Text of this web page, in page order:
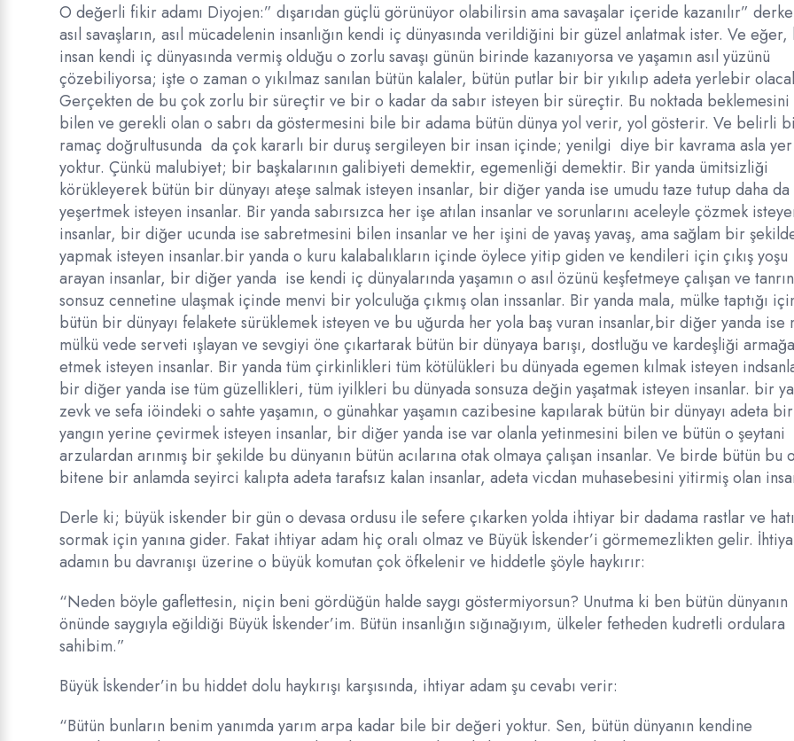
O değerli fikir adamı Diyojen:” dışarıdan güçlü görünüyor olabilirsin ama savaşalar içeride kazanılır”
asıl savaşların, asıl mücadelenin insanlığın kendi iç dünyasında verildiğini bir güzel anlatmak ister. Ve
insan kendi iç dünyasında vermiş olduğu o zorlu savaşı günün birinde kazanıyorsa ve yaşamın asıl yüzünü
çözebiliyorsa; işte o zaman o yıkılmaz sanılan bütün kalaler, bütün putlar bir bir yıkılıp adeta yerlebir
Gerçekten de bu çok zorlu bir süreçtir ve bir o kadar da sabır isteyen bir süreçtir. Bu noktada beklemesini
bilen ve gerekli olan o sabrı da göstermesini bile bir adama bütün dünya yol verir, yol gösterir. Ve belirli bi
ramaç doğrultusunda da çok kararlı bir duruş sergileyen bir insan içinde; yenilgi diye bir kavrama asla yer
yoktur. Çünkü malubiyet; bir başkalarının galibiyeti demektir, egemenliği demektir. Bir yanda ümitsizliği
körükleyerek bütün bir dünyayı ateşe salmak isteyen insanlar, bir diğer yanda ise umudu taze tutup daha
yeşertmek isteyen insanlar. Bir yanda sabırsızca her işe atılan insanlar ve sorunlarını aceleyle çözmek
insanlar, bir diğer ucunda ise sabretmesini bilen insanlar ve her işini de yavaş yavaş, ama sağlam bir
yapmak isteyen insanlar.bir yanda o kuru kalabalıkların içinde öylece yitip giden ve kendileri için çıkış yoşu
arayan insanlar, bir diğer yanda ise kendi iç dünyalarında yaşamın o asıl özünü keşfetmeye çalışan ve
sonsuz cennetine ulaşmak içinde menvi bir yolculuğa çıkmış olan inssanlar. Bir yanda mala, mülke taptığı
bütün bir dünyayı felakete sürüklemek isteyen ve bu uğurda her yola baş vuran insanlar,bir diğer yanda ise
mülkü vede serveti ışlayan ve sevgiyi öne çıkartarak bütün bir dünyaya barışı, dostluğu ve kardeşliği
etmek isteyen insanlar. Bir yanda tüm çirkinlikleri tüm kötülükleri bu dünyada egemen kılmak isteyen
bir diğer yanda ise tüm güzellikleri, tüm iyilkleri bu dünyada sonsuza değin yaşatmak isteyen insanlar. bir
zevk ve sefa iöindeki o sahte yaşamın, o günahkar yaşamın cazibesine kapılarak bütün bir dünyayı adeta bir
yangın yerine çevirmek isteyen insanlar, bir diğer yanda ise var olanla yetinmesini bilen ve bütün o şeytani
arzulardan arınmış bir şekilde bu dünyanın bütün acılarına otak olmaya çalışan insanlar. Ve birde bütün bu
bitene bir anlamda seyirci kalıpta adeta tarafsız kalan insanlar, adeta vicdan muhasebesini yitirmiş olan
Derle ki; büyük iskender bir gün o devasa ordusu ile sefere çıkarken yolda ihtiyar bir dadama rastlar ve
sormak için yanına gider. Fakat ihtiyar adam hiç oralı olmaz ve Büyük İskender’i görmemezlikten gelir.
adamın bu davranışı üzerine o büyük komutan çok öfkelenir ve hiddetle şöyle haykırır:
“Neden böyle gaflettesin, niçin beni gördüğün halde saygı göstermiyorsun? Unutma ki ben bütün dünyanın
önünde saygıyla eğildiği Büyük İskender’im. Bütün insanlığın sığınağıyım, ülkeler fetheden kudretli ordulara
sahibim.”
Büyük İskender’in bu hiddet dolu haykırışı karşısında, ihtiyar adam şu cevabı verir:
“Bütün bunların benim yanımda yarım arpa kadar bile bir değeri yoktur. Sen, bütün dünyanın kendine